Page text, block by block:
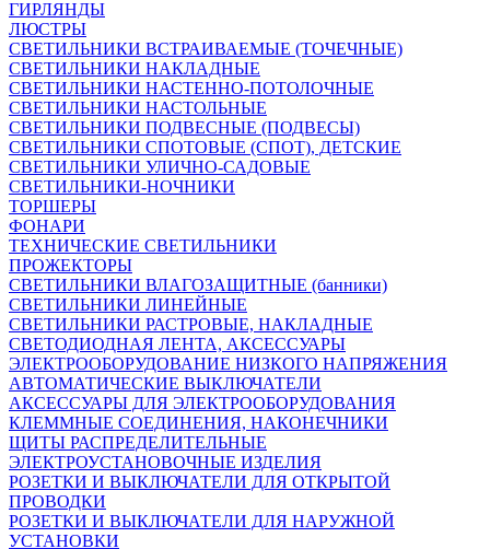
ГИРЛЯНДЫ
ЛЮСТРЫ
СВЕТИЛЬНИКИ ВСТРАИВАЕМЫЕ (ТОЧЕЧНЫЕ)
СВЕТИЛЬНИКИ НАКЛАДНЫЕ
СВЕТИЛЬНИКИ НАСТЕННО-ПОТОЛОЧНЫЕ
СВЕТИЛЬНИКИ НАСТОЛЬНЫЕ
СВЕТИЛЬНИКИ ПОДВЕСНЫЕ (ПОДВЕСЫ)
СВЕТИЛЬНИКИ СПОТОВЫЕ (СПОТ), ДЕТСКИЕ
СВЕТИЛЬНИКИ УЛИЧНО-САДОВЫЕ
СВЕТИЛЬНИКИ-НОЧНИКИ
ТОРШЕРЫ
ФОНАРИ
ТЕХНИЧЕСКИЕ СВЕТИЛЬНИКИ
ПРОЖЕКТОРЫ
СВЕТИЛЬНИКИ ВЛАГОЗАЩИТНЫЕ (банники)
СВЕТИЛЬНИКИ ЛИНЕЙНЫЕ
СВЕТИЛЬНИКИ РАСТРОВЫЕ, НАКЛАДНЫЕ
СВЕТОДИОДНАЯ ЛЕНТА, АКСЕССУАРЫ
ЭЛЕКТРООБОРУДОВАНИЕ НИЗКОГО НАПРЯЖЕНИЯ
АВТОМАТИЧЕСКИЕ ВЫКЛЮЧАТЕЛИ
АКСЕССУАРЫ ДЛЯ ЭЛЕКТРООБОРУДОВАНИЯ
КЛЕММНЫЕ СОЕДИНЕНИЯ, НАКОНЕЧНИКИ
ЩИТЫ РАСПРЕДЕЛИТЕЛЬНЫЕ
ЭЛЕКТРОУСТАНОВОЧНЫЕ ИЗДЕЛИЯ
РОЗЕТКИ И ВЫКЛЮЧАТЕЛИ ДЛЯ ОТКРЫТОЙ
ПРОВОДКИ
РОЗЕТКИ И ВЫКЛЮЧАТЕЛИ ДЛЯ НАРУЖНОЙ
УСТАНОВКИ